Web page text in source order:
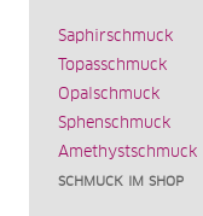
Saphirschmuck
Topasschmuck
Opalschmuck
Sphenschmuck
Amethystschmuck
SCHMUCK IM SHOP